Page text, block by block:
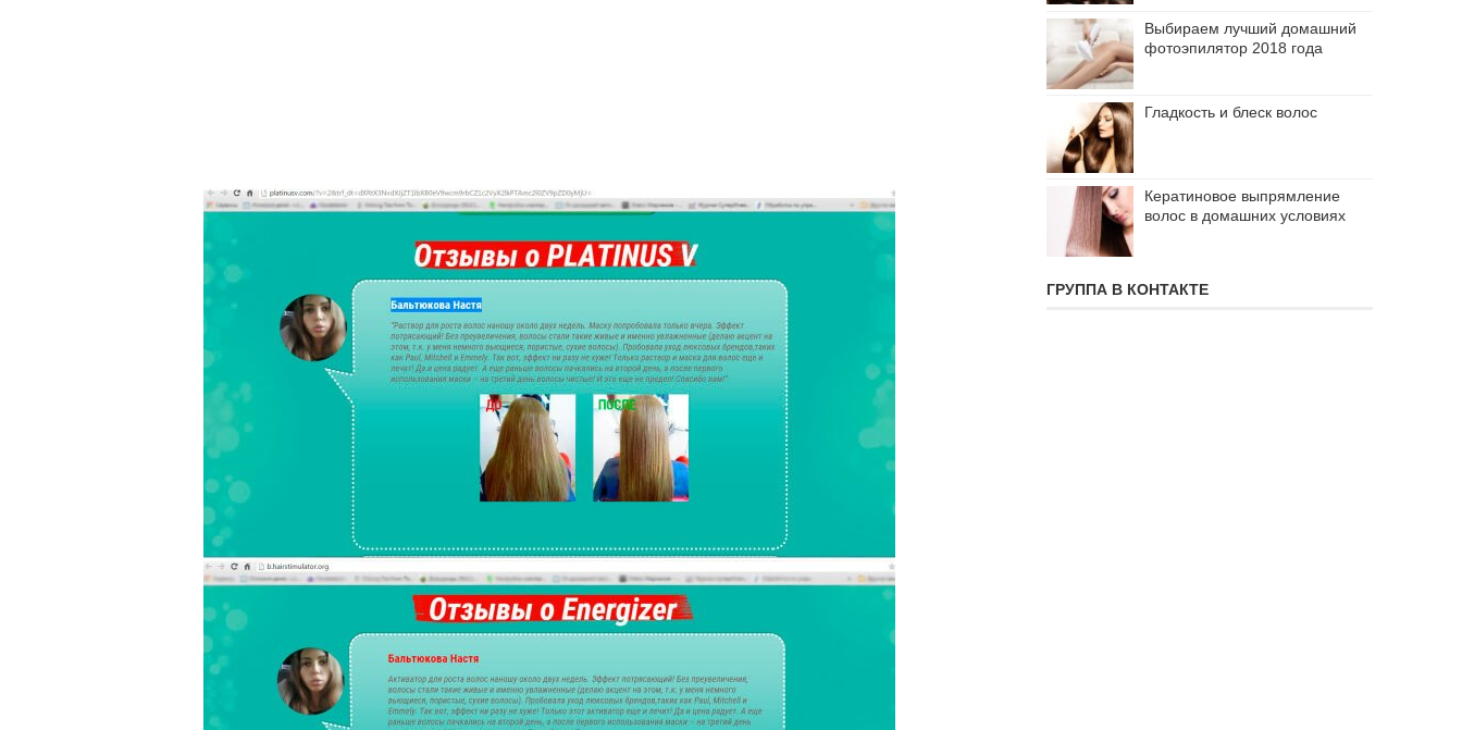
Выбираем лучший домашний
фотоэпилятор 2018 года
Гладкость и блеск волос
Кератиновое выпрямление
волос в домашних условиях
ГРУППА В КОНТАКТЕ